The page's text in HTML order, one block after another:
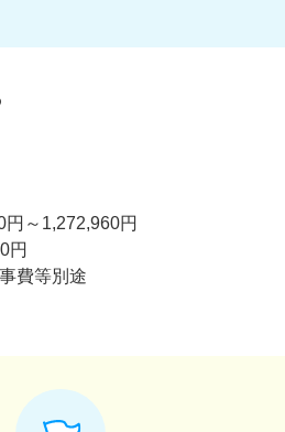
～1,272,960円
費等別途